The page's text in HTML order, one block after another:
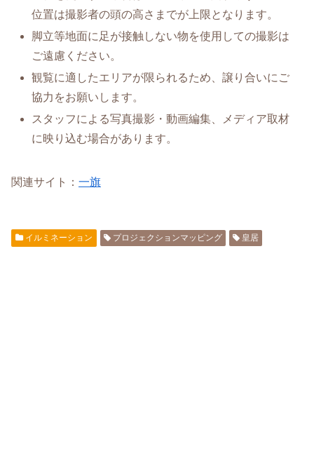
位置は撮影者の頭の高さまでが上限となります。
脚立等地面に足が接触しない物を使用しての撮影は
ご遠慮ください。
観覧に適したエリアが限られるため、譲り合いにご
協力をお願いします。
スタッフによる写真撮影・動画編集、メディア取材
に映り込む場合があります。
関連サイト： 一旗
イルミネーション プロジェクションマッピング 皇居